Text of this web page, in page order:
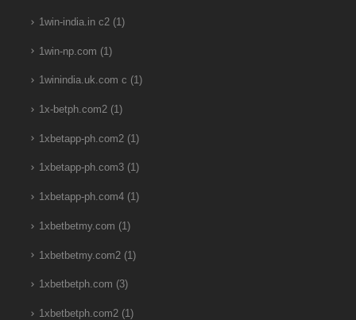
1win-india.in c2(1)
1win-np.com (1)
1winindia.uk.com c (1)
1x-betph.com2(1)
1xbetapp-ph.com2(1)
1xbetapp-ph.com3(1)
1xbetapp-ph.com4(1)
1xbetbetmy.com (1)
1xbetbetmy.com2(1)
1xbetbetph.com (3)
1xbetbetph.com2(1)